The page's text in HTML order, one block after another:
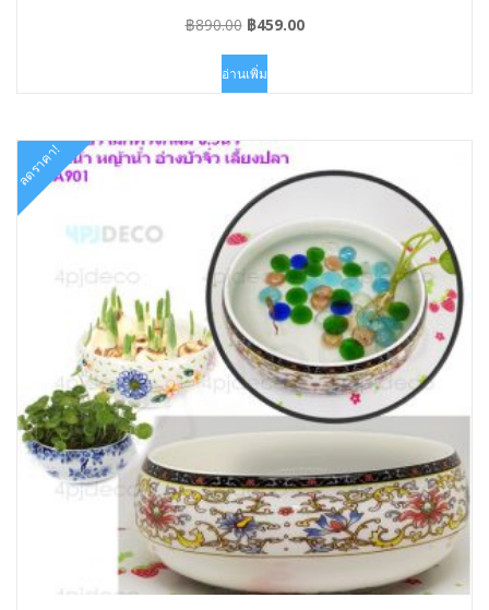
฿890.00 Original
was:
฿890.00.
฿459.00Current
อ่านเพิ่ม
ลดราคา!